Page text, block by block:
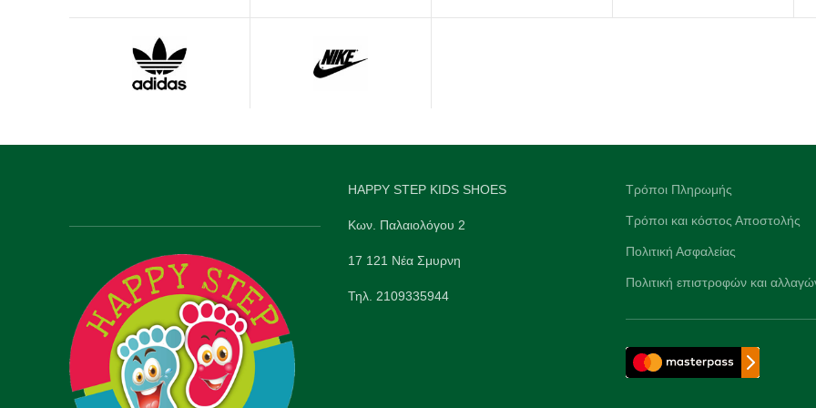
HAPPY STEP KIDS SHOES
Κων. Παλαιολόγου 2
17 121 Νέα Σμυρνη
Τηλ. 2109335944
Τρόποι Πληρωμής
Τρόποι και κόστος Αποστολής
Πολιτική Ασφαλείας
Πολιτική επιστροφών και